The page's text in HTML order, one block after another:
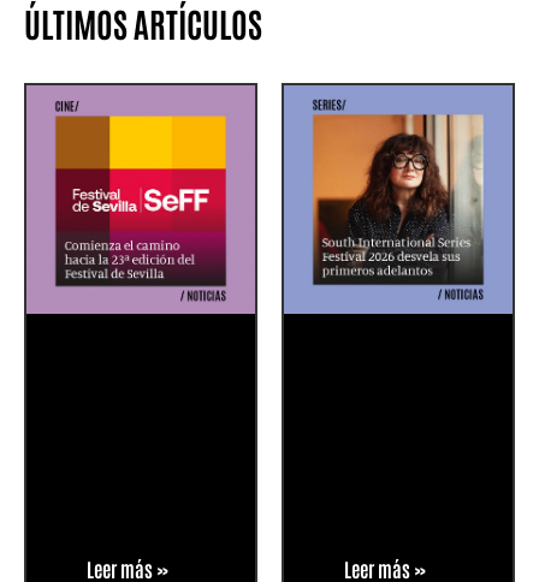
ÚLTIMOS ARTÍCULOS
Leer más » Leer más »